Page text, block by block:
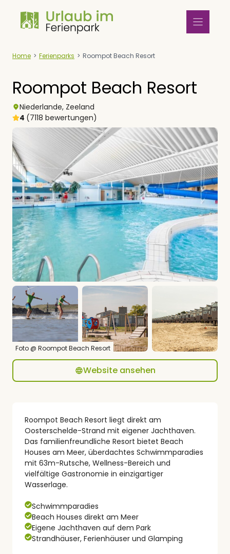
Inhalt
springen
Home > Ferienparks > Roompot Beach Resort
Roompot Beach Resort
Niederlande, Zeeland
4 (7118 bewertungen)
Foto @ Roompot Beach Resort
Website ansehen
Roompot Beach Resort liegt direkt am
Oosterschelde-Strand mit eigener Jachthaven.
Das familienfreundliche Resort bietet Beach
Houses am Meer, überdachtes Schwimmparadies
mit 63m-Rutsche, Wellness-Bereich und
vielfältige Gastronomie in einzigartiger
Wasserlage.
Schwimmparadies
Beach Houses direkt am Meer
Eigene Jachthaven auf dem Park
Strandhäuser, Ferienhäuser und Glamping